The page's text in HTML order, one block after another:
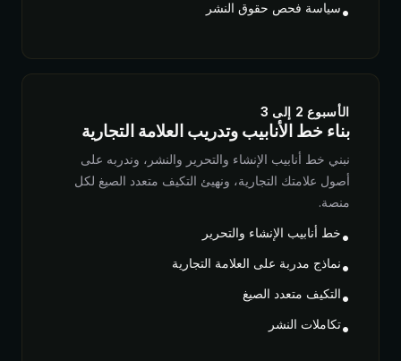
•سياسة فحص حقوق النشر
الأسبوع 2 إلى 3
بناء خط الأنابيب وتدريب العلامة التجارية
نبني خط أنابيب الإنشاء والتحرير والنشر، وندربه على
أصول علامتك التجارية، ونهيئ التكيف متعدد الصيغ لكل
منصة.
•خط أنابيب الإنشاء والتحرير
•نماذج مدربة على العلامة التجارية
•التكيف متعدد الصيغ
•تكاملات النشر